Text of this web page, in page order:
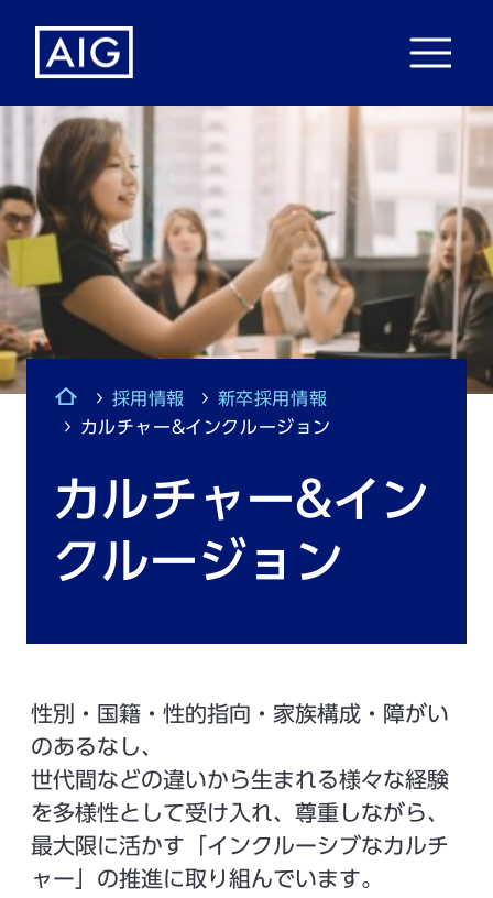
採用情報
新卒採用情報
カルチャー&インクルージョン
カルチャー&イン
クルージョン
性別・国籍・性的指向・家族構成・障がい
のあるなし、
世代間などの違いから生まれる様々な経験
を多様性として受け入れ、尊重しながら、
最大限に活かす「インクルーシブなカルチ
ャー」の推進に取り組んでいます。